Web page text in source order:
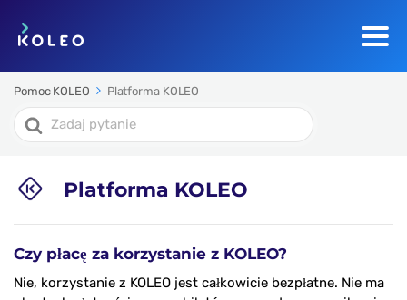
Pomoc KOLEO Platforma KOLEO
Search
For
Platforma KOLEO
Czy płacę za korzystanie z KOLEO?
Nie, korzystanie z KOLEO jest całkowicie bezpłatne. Nie ma